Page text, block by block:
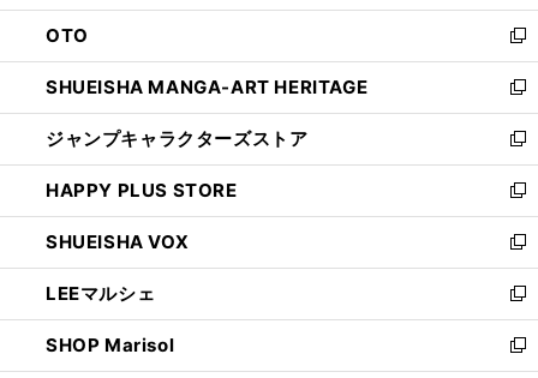
ウ
で
開
く
ン
ド
ウ
で
開
く
OTO
新
し
い
ウ
ィ
ン
ド
ウ
で
開
く
SHUEISHA MANGA-ART HERITAGE
新
し
い
ウ
ィ
ン
ド
ウ
で
開
く
ジャンプキャラクターズストア
新
し
い
ウ
ィ
ン
ド
ウ
で
開
HAPPY PLUS STORE
新
し
い
ウ
ィ
ン
ド
ウ
SHUEISHA VOX
新
し
い
ウ
ィ
ン
LEEマルシェ
新
し
い
SHOP Marisol
新